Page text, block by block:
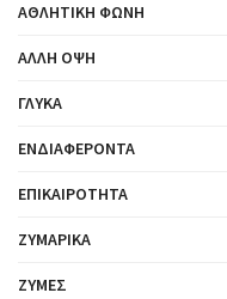
ΑΘΛΗΤΙΚΉ ΦΩΝΉ
ΆΛΛΗ ΌΨΗ
ΓΛΥΚΆ
ΕΝΔΙΑΦΈΡΟΝΤΑ
ΕΠΙΚΑΙΡΌΤΗΤΑ
ΖΥΜΑΡΙΚΆ
ΖΎΜΕΣ